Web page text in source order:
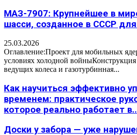
МАЗ-7907: Крупнейшее в
шасси, созданное в СССР
25.03.2026
Оглавление:Проект для мобильных
условиях холодной
ведущих колеса и газотурбинная...
Как научиться эффективно
временем: практическое
которое реально работает
Доски у забора — уже